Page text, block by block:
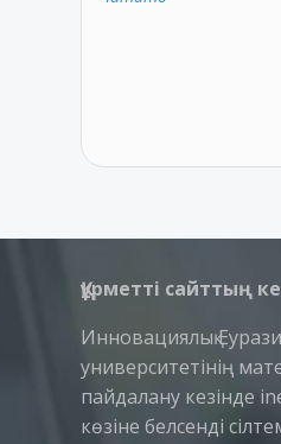
Құрметті сайттың
Инновациялық
университетінің
пайдалану кезінде
көзіне белсенді